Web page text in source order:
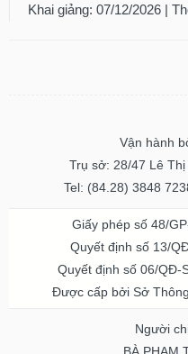
Khai giảng: 07/12/2026 |
Vận hành
Trụ sở: 28/47 Lê Thị
Tel: (84.28) 3848
Giấy phép số 48/
Quyết định số 13/
Quyết định số 06/QĐ-
Được cấp bởi Sở
Người